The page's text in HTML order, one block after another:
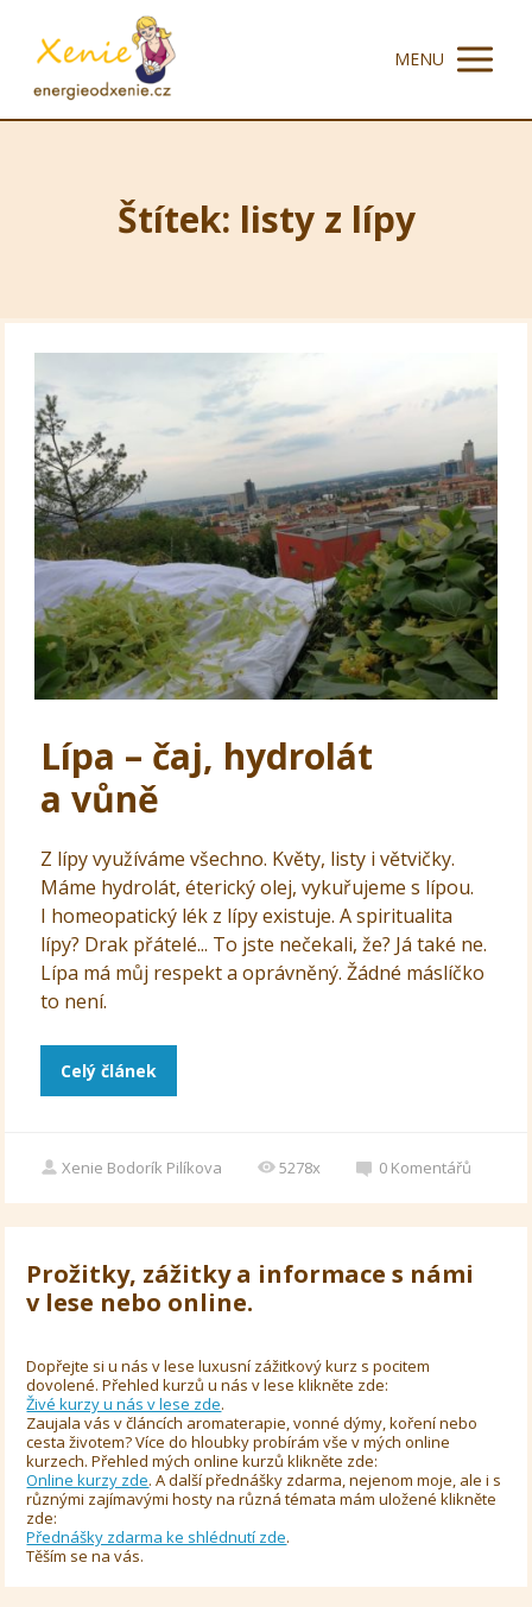
MENU
Štítek: listy z lípy
Lípa – čaj, hydrolát
a vůně
Z lípy využíváme všechno. Květy, listy i větvičky.
Máme hydrolát, éterický olej, vykuřujeme s lípou.
I homeopatický lék z lípy existuje. A spiritualita
lípy? Drak přátelé... To jste nečekali, že? Já také ne.
Lípa má můj respekt a oprávněný. Žádné máslíčko
to není.
Celý článek
Xenie Bodorík Pilíkova 5278x 0 Komentářů
Prožitky, zážitky a informace s námi
v lese nebo online.
Dopřejte si u nás v lese luxusní zážitkový kurz s pocitem
dovolené. Přehled kurzů u nás v lese klikněte zde:
Živé kurzy u nás v lese zde.
Zaujala vás v článcích aromaterapie, vonné dýmy, koření nebo
cesta životem? Více do hloubky probírám vše v mých online
kurzech. Přehled mých online kurzů klikněte zde:
Online kurzy zde. A další přednášky zdarma, nejenom moje, ale i s
různými zajímavými hosty na různá témata mám uložené klikněte
zde:
Přednášky zdarma ke shlédnutí zde.
Těším se na vás.